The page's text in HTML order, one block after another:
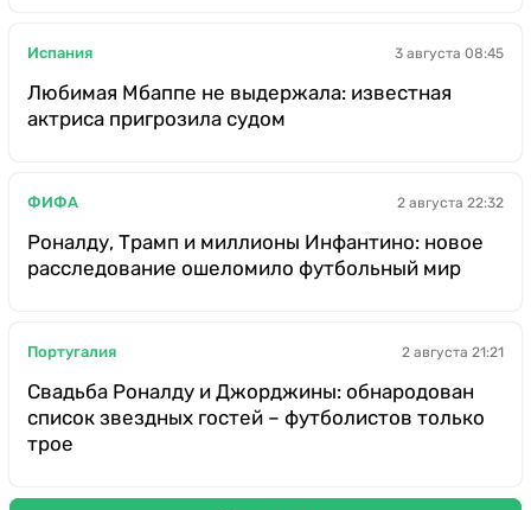
Испания 3 августа 08:45
Любимая Мбаппе не выдержала: известная
актриса пригрозила судом
ФИФА 2 августа 22:32
Роналду, Трамп и миллионы Инфантино: новое
расследование ошеломило футбольный мир
Португалия 2 августа 21:21
Свадьба Роналду и Джорджины: обнародован
список звездных гостей – футболистов только
трое